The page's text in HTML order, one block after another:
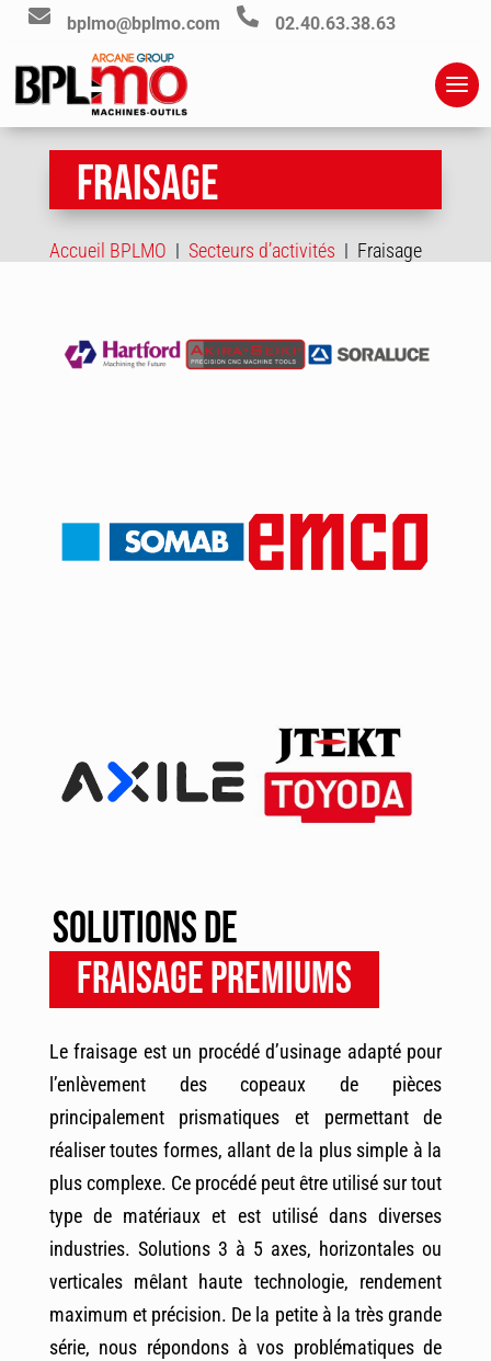
 bplmo@bplmo.com  02.40.63.38.63
+33 (0)2 40 63 38 63
FRAISAGE
Accueil BPLMO | Secteurs d’activités | Fraisage
Solutions de
fraisage premiums
Le fraisage est un procédé d’usinage adapté pour
l’enlèvement des copeaux de pièces
principalement prismatiques et permettant de
réaliser toutes formes, allant de la plus simple à la
plus complexe. Ce procédé peut être utilisé sur tout
type de matériaux et est utilisé dans diverses
industries. Solutions 3 à 5 axes, horizontales ou
verticales mêlant haute technologie, rendement
maximum et précision. De la petite à la très grande
série, nous répondons à vos problématiques de